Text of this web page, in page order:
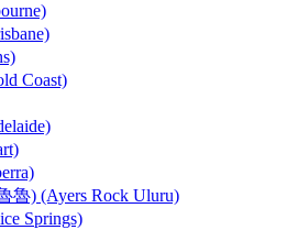
Coast)
魯) (Ayers Rock Uluru)
Springs)